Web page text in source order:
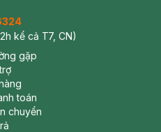
kể cả T7, CN)
gặp
toán
chuyển